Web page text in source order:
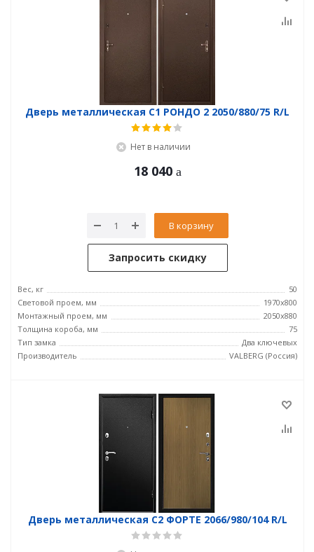
Дверь металлическая С1 РОНДО 2 2050/880/75 R/L
Нет в наличии
18 040
В корзину
Запросить скидку
Вес, кг
50
Световой проем, мм
1970x800
Монтажный проем, мм
2050x880
Толщина короба, мм
75
Тип замка
Два ключевых
Производитель
VALBERG (Россия)
Дверь металлическая С2 ФОРТЕ 2066/980/104 R/L